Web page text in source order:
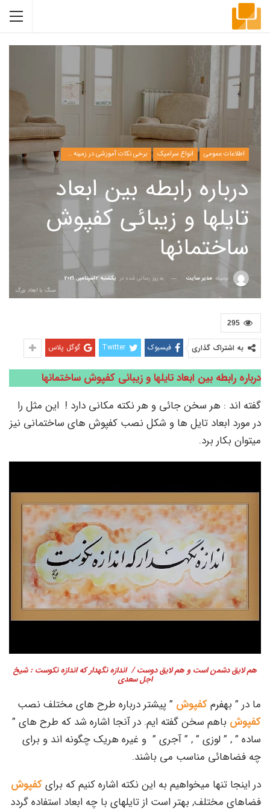
اطلاعات عمومی انواع سرامیک برخی نکات آموزشی در زمینه مدیریت
درباره رابطه بین ابعاد
تایلها و زیبائی کفپوش
ساختمانها
بوسیله مدیر سایت به روز رسانی شده در یکشنبه 12سپتامبر, 2021
سنگ با ابعاد بزرگ
295
به اشتراک گذاری فیسبوک Twitter گوگل پلاس
درباره رابطه بین ابعاد تایلها و زیبائی کفپوش ساختمانها
گفته اند : هر سخن جائی و هر نکته مکانی دارد ! این مثل را
در مورد ابعاد تایل ها و شکل نصب کفپوش های ساختمانی نیز
میتوان بکار برد.
هم لایق دشمن است و هم لایق دوست / اندازه نگهدار که اندازه نکوست : شیخ
اجل سعدی
ما در ” بهفرمکفپوش ” پیشتر درباره طرح های مختلف نصب
کفپوش باهم سخن گفته ایم. در آنجا اشاره شد که طرح های ”
ساده ” , ” لوزی ” , ” آجری ” و غیره هریک چگونه اند و برای
چه فضاهائی مناسب می باشند.
در اینجا تنها میخواهیم به این نکته اشاره کنیم که برایکفپوش
فضاهای مختلف, بهتر است از تایلهای با چه ابعاد استفاده گردد